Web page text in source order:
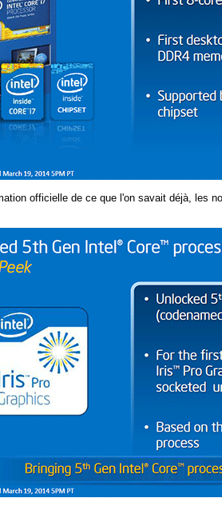
officielle de ce que l'on savait déjà, les